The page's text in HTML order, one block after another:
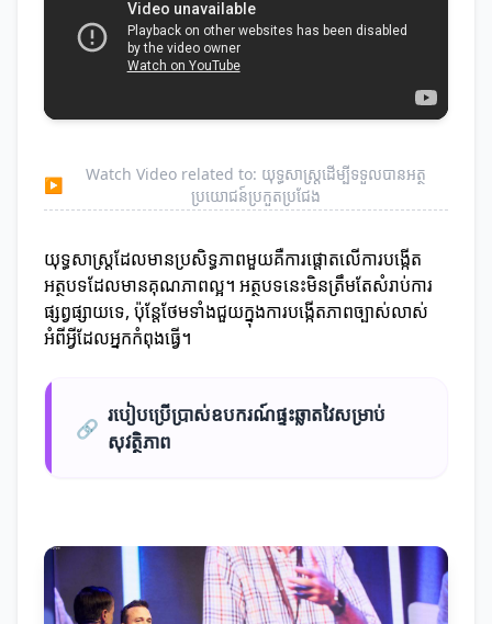
▶
Watch Video related to: យុទ្ធសាស្ត្រដើម្បីទទួលបានអត្ថ
ប្រយោជន៍ប្រកួតប្រជែង
យុទ្ធសាស្ត្រដែលមានប្រសិទ្ធភាពមួយគឺការផ្តោតលើការបង្កើត
អត្ថបទដែលមានគុណភាពល្អ។ អត្ថបទនេះមិនត្រឹមតែសំរាប់ការ
ផ្សព្វផ្សាយទេ, ប៉ុន្តែថែមទាំងជួយក្នុងការបង្កើតភាពច្បាស់លាស់
អំពីអ្វីដែលអ្នកកំពុងធ្វើ។
🔗
របៀបប្រើប្រាស់ឧបករណ៍ផ្ទះឆ្លាតវៃសម្រាប់
សុវត្ថិភាព